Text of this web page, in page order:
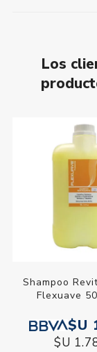
Los
Shampoo
Flexuave
$U
$U